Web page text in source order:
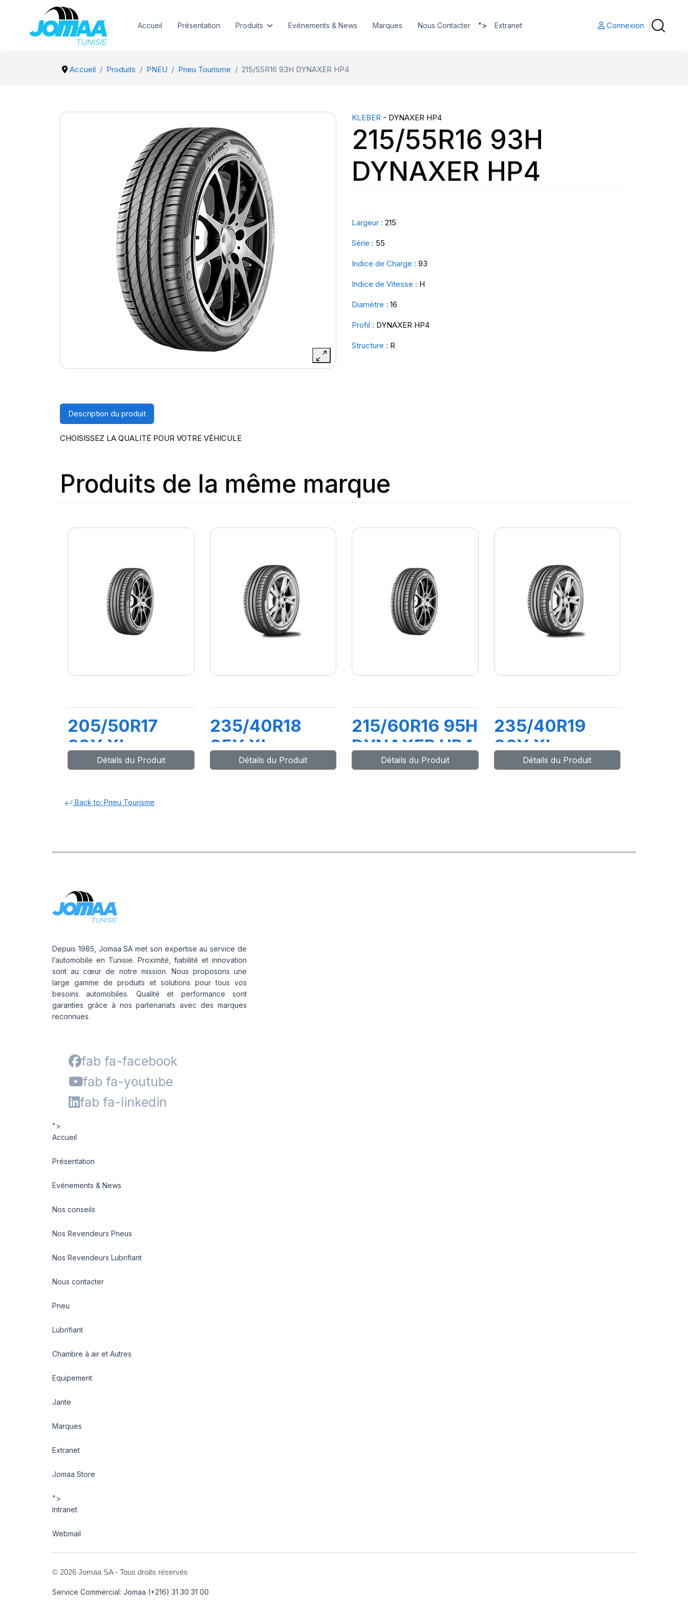
Accueil Présentation Produits Evénements & News Marques Nous Contacter "> Extranet Connexion
Accueil Produits PNEU Pneu Tourisme 215/55R16 93H DYNAXER HP4
KLEBER - DYNAXER HP4
215/55R16 93H
DYNAXER HP4
Largeur : 215
Série : 55
Indice de Charge : 93
Indice de Vitesse : H
Diamètre : 16
Profil : DYNAXER HP4
Structure : R
Description du produit
CHOISISSEZ LA QUALITÉ POUR VOTRE VÉHICULE
Produits de la même marque
205/50R17
93Y XL
DYNAXER HP4
Détails du Produit
235/40R18
95Y XL
DYNAXER UHP
Détails du Produit
215/60R16 95H
DYNAXER HP4
Détails du Produit
235/40R19
96Y XL
DYNAXER UHP
Détails du Produit
Back to: Pneu Tourisme
Depuis 1985, Jomaa SA met son expertise au service de
l’automobile en Tunisie. Proximité, fiabilité et innovation
sont au cœur de notre mission. Nous proposons une
large gamme de produits et solutions pour tous vos
besoins automobiles. Qualité et performance sont
garanties grâce à nos partenariats avec des marques
reconnues.
fab fa-facebook
fab fa-youtube
fab fa-linkedin
">
Accueil
Présentation
Evénements & News
Nos conseils
Nos Revendeurs Pneus
Nos Revendeurs Lubrifiant
Nous contacter
Pneu
Lubrifiant
Chambre à air et Autres
Equipement
Jante
Marques
Extranet
Jomaa Store
">
Intranet
Webmail
© 2026 Jomaa SA - Tous droits réservés
Service Commercial: Jomaa (+216) 31 30 31 00